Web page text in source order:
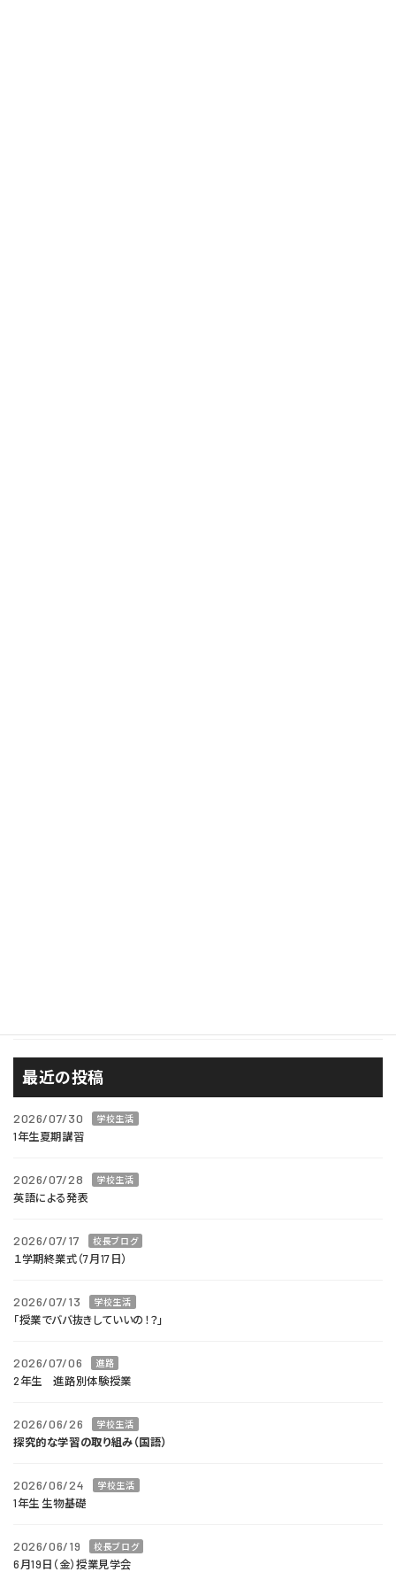
最近の投稿
2026/07/30 学校生活
1年生夏期講習
2026/07/28 学校生活
英語による発表
2026/07/17 校長ブログ
１学期終業式（7月17日）
2026/07/13 学校生活
「授業でババ抜きしていいの！？」
2026/07/06 進路
2年生 進路別体験授業
2026/06/26 学校生活
探究的な学習の取り組み（国語）
2026/06/24 学校生活
1年生 生物基礎
2026/06/19 校長ブログ
6月19日（金）授業見学会